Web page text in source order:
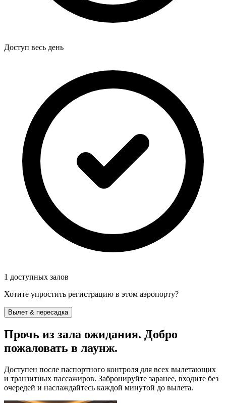
Доступ весь день
1 доступных залов
Хотите упростить регистрацию в этом аэропорту?
Вылет & пересадка
Прочь из зала ожидания. Добро
пожаловать в лаунж.
Доступен после паспортного контроля для всех вылетающих
и транзитных пассажиров. Забронируйте заранее, входите без
очередей и наслаждайтесь каждой минутой до вылета.